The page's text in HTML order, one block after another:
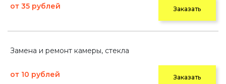
от 35 рублей Заказать
Замена и ремонт камеры, стекла
от 10 рублей Заказать